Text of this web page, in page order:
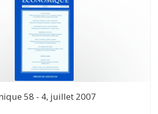
58 - 4, juillet 2007